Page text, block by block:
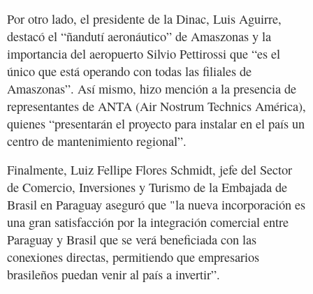
Por otro lado, el presidente de la Dinac, Luis Aguirre,
destacó el “ñandutí aeronáutico” de Amaszonas y la
importancia del aeropuerto Silvio Pettirossi que “es el
único que está operando con todas las filiales de
Amaszonas”. Así mismo, hizo mención a la presencia de
representantes de ANTA (Air Nostrum Technics América),
quienes “presentarán el proyecto para instalar en el país un
centro de mantenimiento regional”.
Finalmente, Luiz Fellipe Flores Schmidt, jefe del Sector
de Comercio, Inversiones y Turismo de la Embajada de
Brasil en Paraguay aseguró que "la nueva incorporación es
una gran satisfacción por la integración comercial entre
Paraguay y Brasil que se verá beneficiada con las
conexiones directas, permitiendo que empresarios
brasileños puedan venir al país a invertir”.